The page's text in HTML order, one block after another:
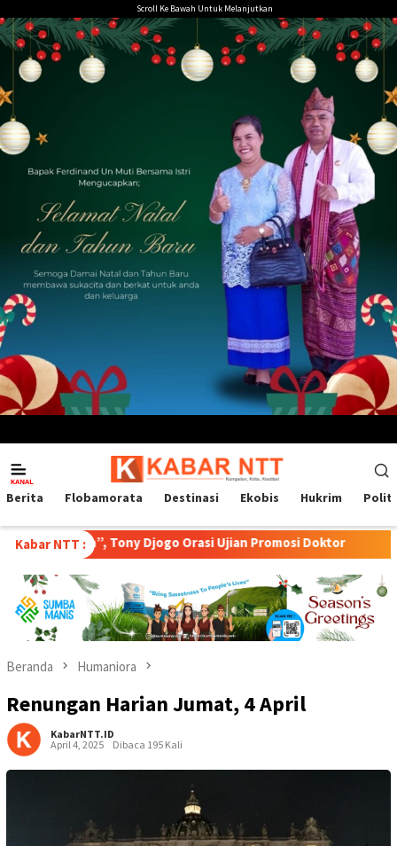
ke
konten
Scroll Ke Bawah Untuk Melanjutkan
Mobile
Berita Flobamorata Destinasi Ekobis Hukrim
Kabar NTT :
Tony Djogo Orasi Ujian Promosi Doktor
Beranda Humaniora
Renungan Harian Jumat, 4 April
KabarNTT.ID
April 4, 2025
Dibaca 195 Kali